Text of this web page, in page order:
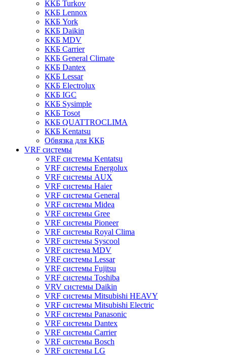
ККБ Turkov
ККБ Lennox
ККБ York
ККБ Daikin
ККБ MDV
ККБ Carrier
ККБ General Climate
ККБ Dantex
ККБ Lessar
ККБ Electrolux
ККБ IGC
ККБ Sysimple
ККБ Tosot
ККБ QUATTROCLIMA
ККБ Kentatsu
Обвязка для ККБ
VRF системы
VRF системы Kentatsu
VRF системы Energolux
VRF системы AUX
VRF системы Haier
VRF системы General
VRF системы Midea
VRF системы Gree
VRF системы Pioneer
VRF системы Royal Clima
VRF системы Syscool
VRF система MDV
VRF системы Lessar
VRF системы Fujitsu
VRF системы Toshiba
VRV системы Daikin
VRF системы Mitsubishi HEAVY
VRF системы Mitsubishi Electric
VRF системы Panasonic
VRF системы Dantex
VRF системы Carrier
VRF системы Bosch
VRF системы LG